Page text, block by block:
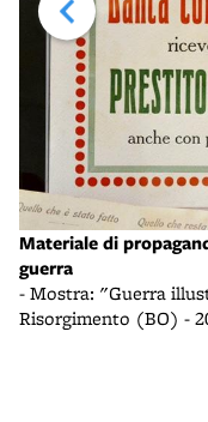
Materiale di
guerra
- Mostra: "Guerra
Risorgimento (BO) -